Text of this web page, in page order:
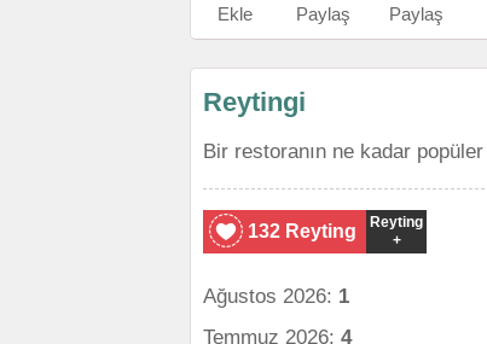
Ekle
Paylaş
Paylaş
Reytingi
Bir restoranın ne kadar
132 Reyting
Reyting
+
Ağustos 2026: 1
Temmuz 2026: 4